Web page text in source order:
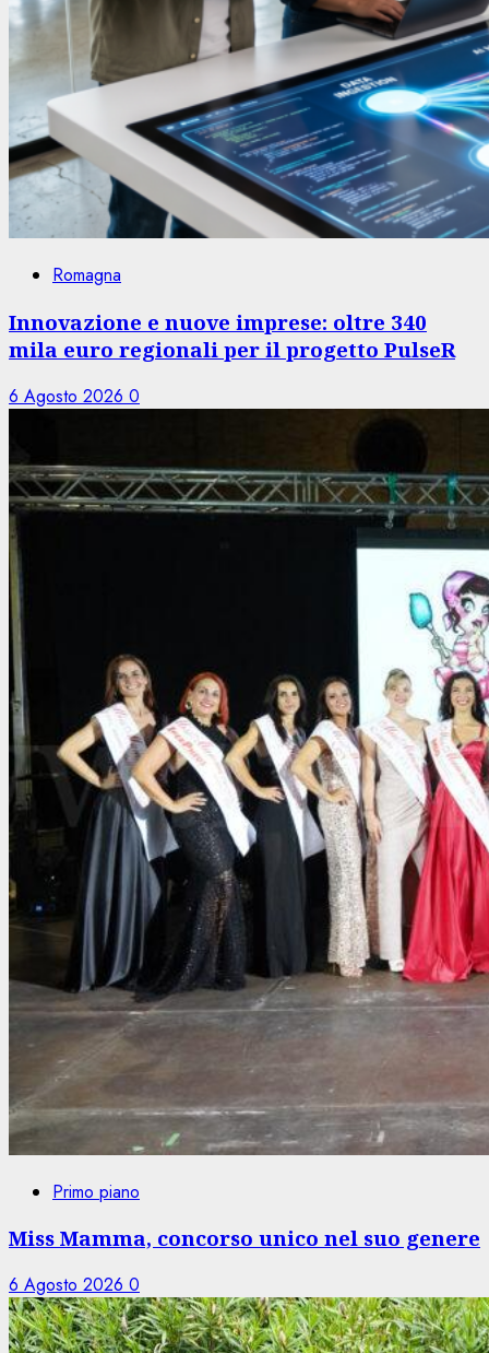
Romagna
Innovazione e nuove imprese: oltre 340
mila euro regionali per il progetto PulseR
6 Agosto 2026 0
Primo piano
Miss Mamma, concorso unico nel suo genere
6 Agosto 2026 0